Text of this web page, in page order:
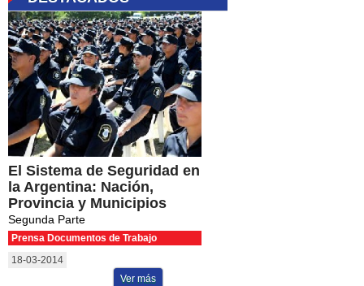
El Sistema de Seguridad en
la Argentina: Nación,
Provincia y Municipios
Segunda Parte
Prensa Documentos de Trabajo
18-03-2014
Ver más